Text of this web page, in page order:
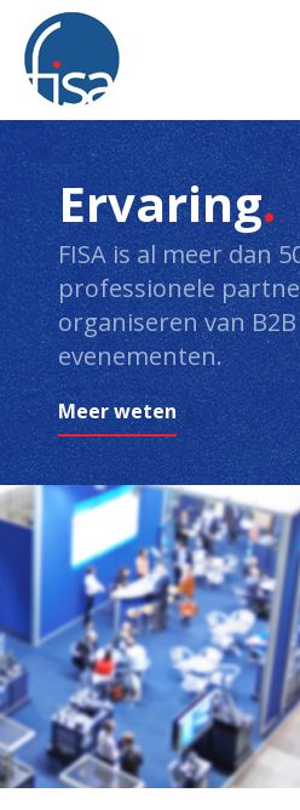
Ervaring
FISA is al meer dan
professionele
organiseren van B2B
evenementen.
Meer weten